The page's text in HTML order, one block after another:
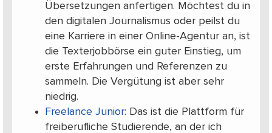
Übersetzungen anfertigen. Möchtest du in
den digitalen Journalismus oder peilst du
eine Karriere in einer Online-Agentur an, ist
die Texterjobbörse ein guter Einstieg, um
erste Erfahrungen und Referenzen zu
sammeln. Die Vergütung ist aber sehr
niedrig.
Freelance Junior: Das ist die Plattform für
freiberufliche Studierende, an der ich